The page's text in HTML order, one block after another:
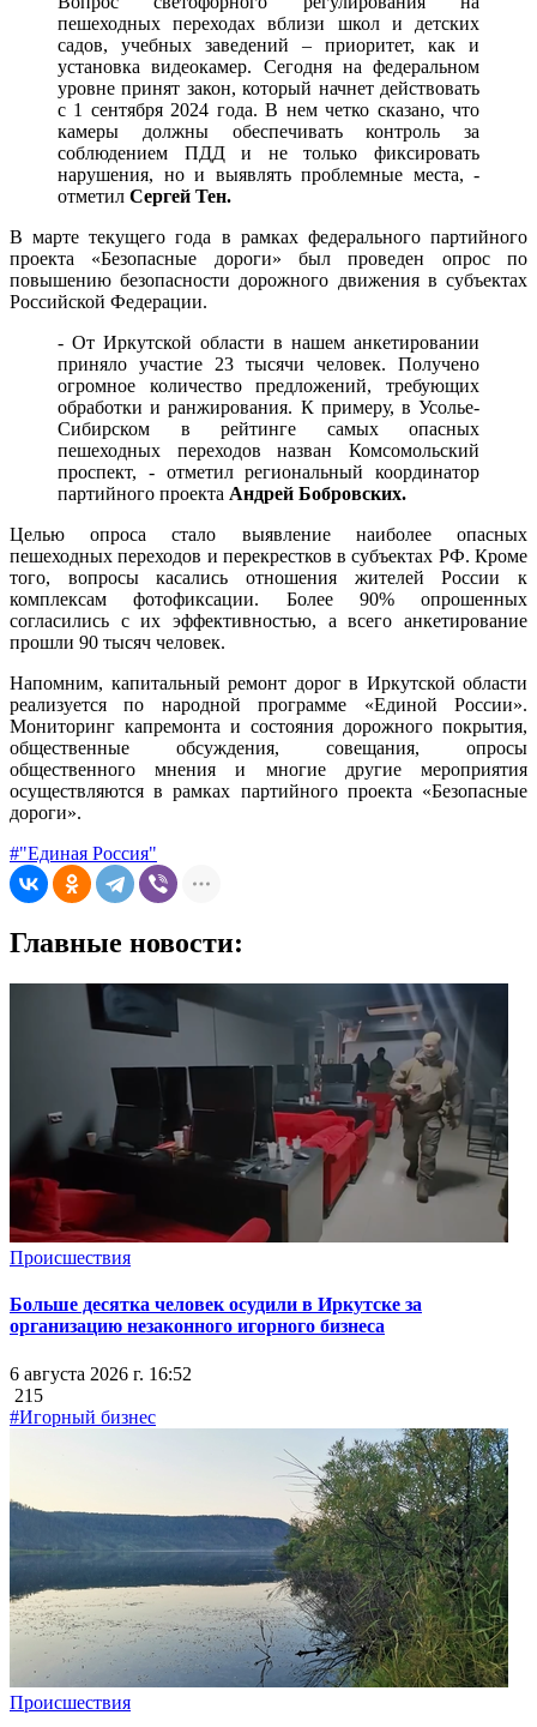
пешеходных переходах вблизи школ и детских
садов, учебных заведений – приоритет, как и
установка видеокамер. Сегодня на федеральном
уровне принят закон, который начнет действовать
с 1 сентября 2024 года. В нем четко сказано, что
камеры должны обеспечивать контроль за
соблюдением ПДД и не только фиксировать
нарушения, но и выявлять проблемные места, -
отметил Сергей Тен.
В марте текущего года в рамках федерального партийного
проекта «Безопасные дороги» был проведен опрос по
повышению безопасности дорожного движения в субъектах
Российской Федерации.
- От Иркутской области в нашем анкетировании
приняло участие 23 тысячи человек. Получено
огромное количество предложений, требующих
обработки и ранжирования. К примеру, в Усолье-
Сибирском в рейтинге самых опасных
пешеходных переходов назван Комсомольский
проспект, - отметил региональный координатор
партийного проекта Андрей Бобровских.
Целью опроса стало выявление наиболее опасных
пешеходных переходов и перекрестков в субъектах РФ. Кроме
того, вопросы касались отношения жителей России к
комплексам фотофиксации. Более 90% опрошенных
согласились с их эффективностью, а всего анкетирование
прошли 90 тысяч человек.
Напомним, капитальный ремонт дорог в Иркутской области
реализуется по народной программе «Единой России».
Мониторинг капремонта и состояния дорожного покрытия,
общественные обсуждения, совещания, опросы
общественного мнения и многие другие мероприятия
осуществляются в рамках партийного проекта «Безопасные
дороги».
#"Единая Россия"
Главные новости:
Происшествия
Больше десятка человек осудили в Иркутске за
организацию незаконного игорного бизнеса
6 августа 2026 г. 16:52
215
#Игорный бизнес
Происшествия